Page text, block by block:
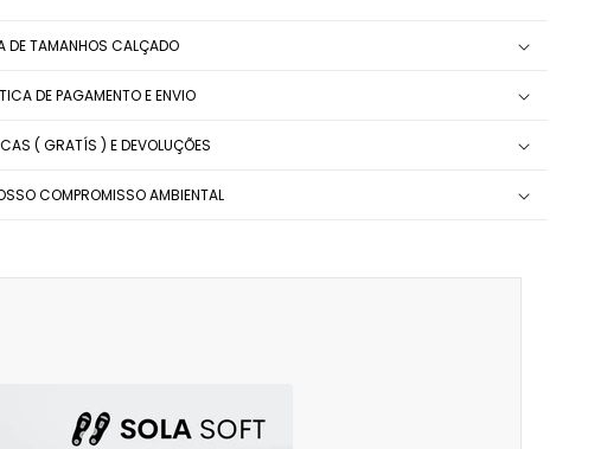
DE TAMANHOS CALÇADO
DE PAGAMENTO E ENVIO
( GRATÍS ) E DEVOLUÇÕES
COMPROMISSO AMBIENTAL